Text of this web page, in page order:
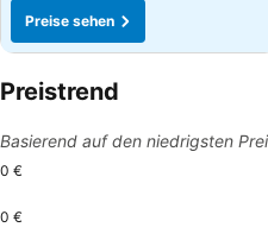
Preise sehen
Preistrend
Basierend auf den niedrigsten
0 €
0 €